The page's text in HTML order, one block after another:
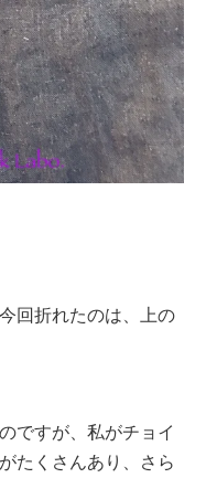
回折れたのは、上の
ですが、私がチョイ
たくさんあり、さら